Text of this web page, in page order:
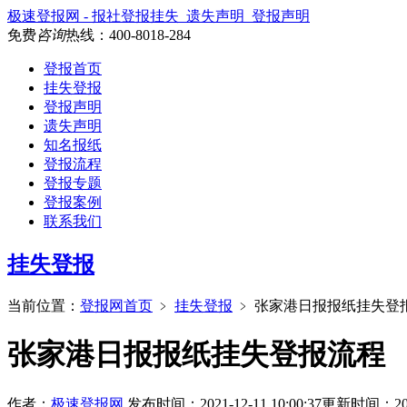
极速登报网 - 报社登报挂失_遗失声明_登报声明
免费咨询热线： 400-8018-284
登报首页
挂失登报
登报声明
遗失声明
知名报纸
登报流程
登报专题
登报案例
联系我们
挂失登报
当前位置： 登报网首页 ﹥ 挂失登报 ﹥ 张家港日报报纸挂失登
张家港日报报纸挂失登报流程
作者： 极速登报网 发布时间：2021-12-11 10:00:37更新时间：